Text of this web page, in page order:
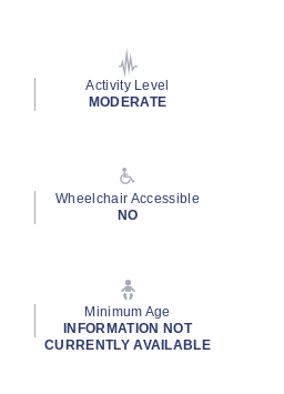
Activity Level
MODERATE
Wheelchair Accessible
NO
Minimum Age
INFORMATION NOT
CURRENTLY AVAILABLE